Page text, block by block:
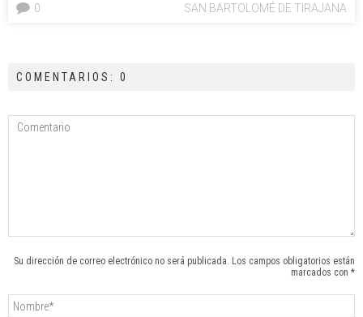
SAN BARTOLOMÉ DE TIRAJANA
0
COMENTARIOS: 0
Su dirección de correo electrónico no será publicada. Los campos obligatorios están
marcados con *